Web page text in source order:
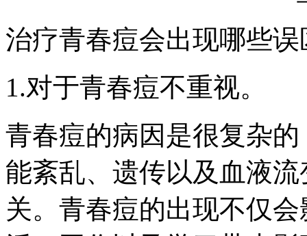
治疗青春痘会出现哪些误
1.对于青春痘不重视。
青春痘的病因是很复杂
能紊乱、遗传以及血液
关。青春痘的出现不仅